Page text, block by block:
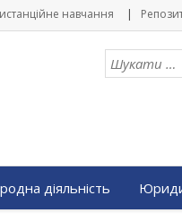
навчання
діяльність